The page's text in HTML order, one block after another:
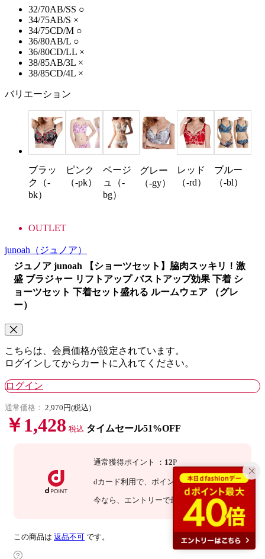
32/70AB/SS ○
34/75AB/S ×
34/75CD/M ○
36/80AB/L ○
36/80CD/LL ×
38/85AB/3L ×
38/85CD/4L ×
バリエーション
ブラッ
ク（-
bk）
ピンク
（-pk）
ベージ
ュ（-
bg）
グレー
（-gy）
レッド
（-rd）
ブルー
（-bl）
OUTLET
junoah （ジュノア）
ジュノア junoah 【ショーツセット】脇肉スッキリ！激
盛 ブラジャー リフトアップ バストアップ効果 下着 シ
ョーツセット 下着セット盛れる ルームウェア （グレ
ー）
こちらは、会員価格が設定されています。
ログインしてからカートに入れてください。
ログイン
通常価格： 2,970円(税込)
￥1,428 税込 タイムセール51%OFF
通常獲得ポイント ： 12P
dカード利用で、 ポイント3倍 ：36P
今なら 、エントリーで最大 倍！ 詳細
この商品は 返品不可 です。